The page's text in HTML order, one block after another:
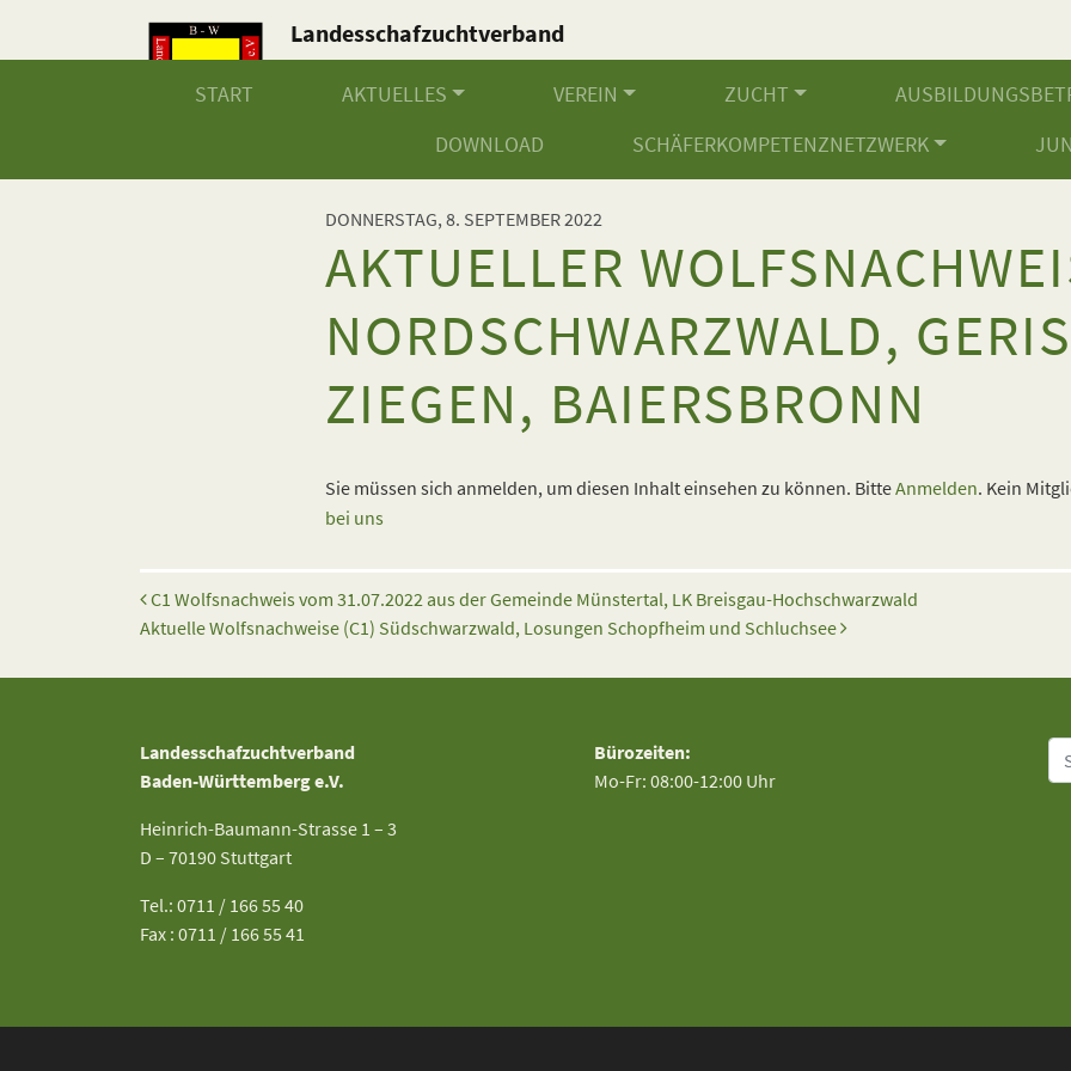
Landesschafzuchtverband
Baden-Württemberg e.V.
START AKTUELLES VEREIN ZUCHT
DOWNLOAD
SCHÄFERKOMPETENZNETZWERK
DONNERSTAG, 8. SEPTEMBER 2022
AKTUELLER
NORDSCHWARZWALD,
ZIEGEN, BAIERSBRONN
Sie müssen sich anmelden, um diesen Inhalt einsehen zu können. BitteAnmelden. Kein
bei uns
Beitrags-Navigation
C1 Wolfsnachweis vom 31.07.2022 aus der Gemeinde Münstertal, LK Breisgau-Hochschwarzwald
Aktuelle Wolfsnachweise (C1) Südschwarzwald, Losungen Schopfheim und Schluchsee
Landesschafzuchtverband
Baden-Württemberg e.V.
Heinrich-Baumann-Strasse 1 – 3
D – 70190 Stuttgart
Tel.: 0711 / 166 55 40
Fax : 0711 / 166 55 41
Bürozeiten:
Mo-Fr: 08:00-12:00 Uhr